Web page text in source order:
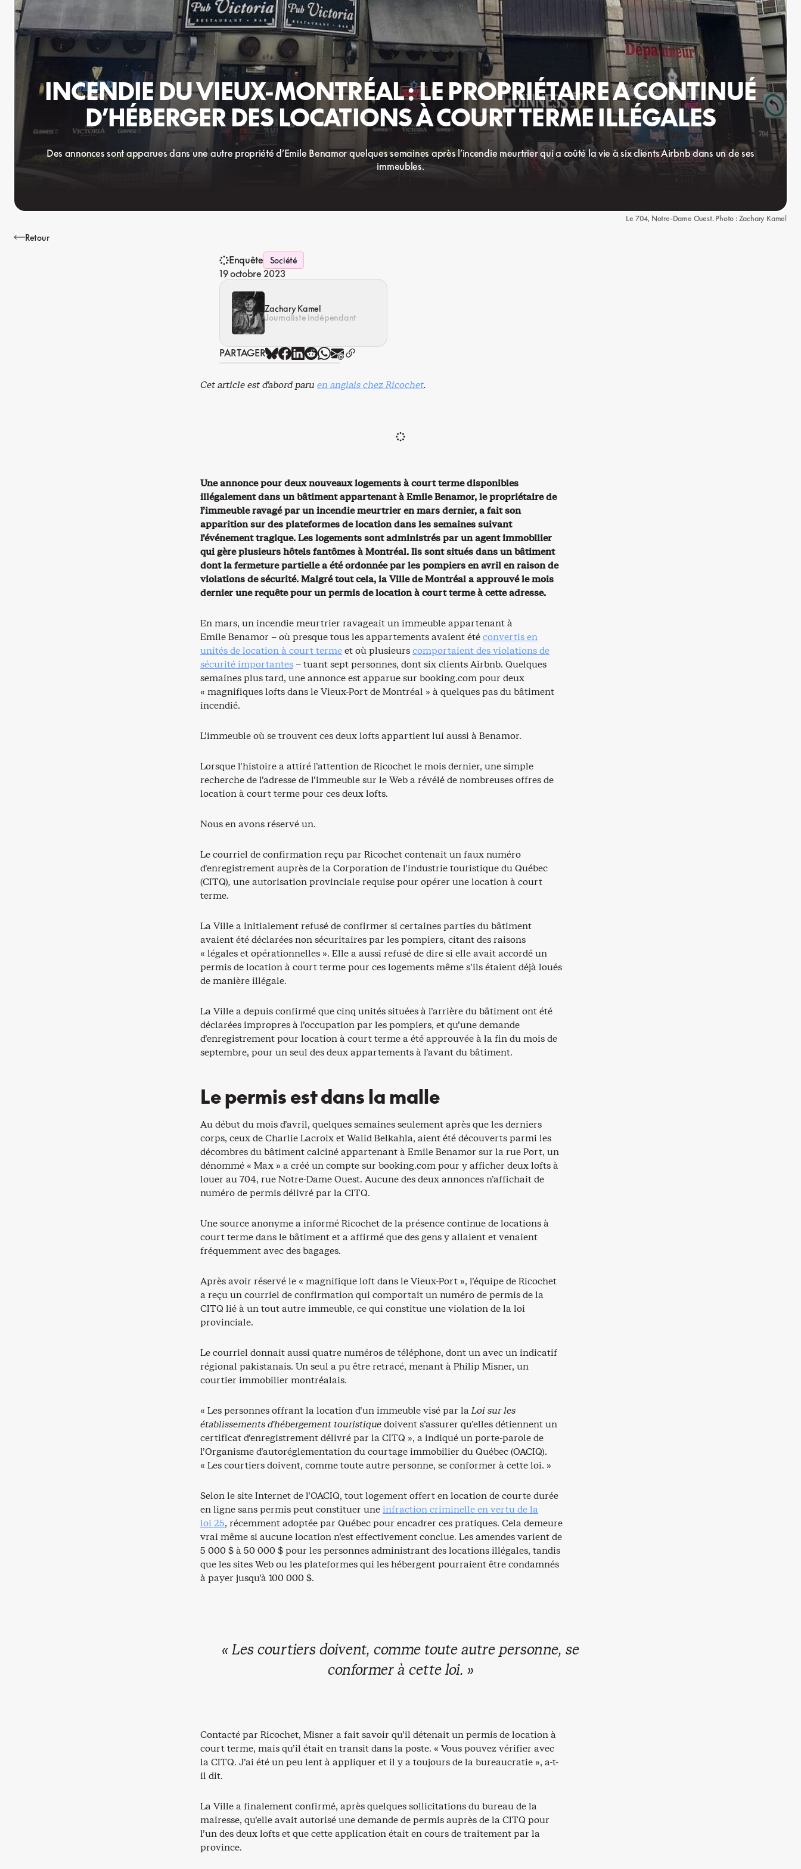
INCENDIE DU VIEUX-MONTRÉAL : LE PROPRIÉTAIRE A CONTINUÉ
D’HÉBERGER DES LOCATIONS À COURT TERME ILLÉGALES
Des annonces sont apparues dans une autre propriété d’Emile Benamor quelques semaines après l’incendie meurtrier qui a coûté la vie à six clients Airbnb dans un de ses
immeubles.
Le 704, Notre-Dame Ouest. Photo : Zachary Kamel
Retour
Enquête Société
19 octobre 2023
Zachary Kamel
Journaliste indépendant
PARTAGER
Cet article est d’abord paru en anglais chez Ricochet.
Une annonce pour deux nouveaux logements à court terme disponibles
illégalement dans un bâtiment appartenant à Emile Benamor, le propriétaire de
l’immeuble ravagé par un incendie meurtrier en mars dernier, a fait son
apparition sur des plateformes de location dans les semaines suivant
l’événement tragique. Les logements sont administrés par un agent immobilier
qui gère plusieurs hôtels fantômes à Montréal. Ils sont situés dans un bâtiment
dont la fermeture partielle a été ordonnée par les pompiers en avril en raison de
violations de sécurité. Malgré tout cela, la Ville de Montréal a approuvé le mois
dernier une requête pour un permis de location à court terme à cette adresse.
En mars, un incendie meurtrier ravageait un immeuble appartenant à
Emile Benamor – où presque tous les appartements avaient étéconvertis en
unités de location à court termeet où plusieurscomportaient des violations de
sécurité importantes – tuant sept personnes, dont six clients Airbnb. Quelques
semaines plus tard, une annonce est apparue sur booking.com pour deux
« magnifiques lofts dans le Vieux-Port de Montréal » à quelques pas du bâtiment
incendié.
L’immeuble où se trouvent ces deux lofts appartient lui aussi à Benamor.
Lorsque l’histoire a attiré l’attention de Ricochet le mois dernier, une simple
recherche de l’adresse de l’immeuble sur le Web a révélé de nombreuses offres de
location à court terme pour ces deux lofts.
Nous en avons réservé un.
Le courriel de confirmation reçu par Ricochet contenait un faux numéro
d’enregistrement auprès de la Corporation de l’industrie touristique du Québec
(CITQ), une autorisation provinciale requise pour opérer une location à court
terme.
La Ville a initialement refusé de confirmer si certaines parties du bâtiment
avaient été déclarées non sécuritaires par les pompiers, citant des raisons
« légales et opérationnelles ». Elle a aussi refusé de dire si elle avait accordé un
permis de location à court terme pour ces logements même s’ils étaient déjà loués
de manière illégale.
La Ville a depuis confirmé que cinq unités situées à l’arrière du bâtiment ont été
déclarées impropres à l’occupation par les pompiers, et qu’une demande
d’enregistrement pour location à court terme a été approuvée à la fin du mois de
septembre, pour un seul des deux appartements à l’avant du bâtiment.
Le permis est dans la malle
Au début du mois d’avril, quelques semaines seulement après que les derniers
corps, ceux de Charlie Lacroix et Walid Belkahla, aient été découverts parmi les
décombres du bâtiment calciné appartenant à Emile Benamor sur la rue Port, un
dénommé « Max » a créé un compte sur booking.com pour y afficher deux lofts à
louer au 704, rue Notre-Dame Ouest. Aucune des deux annonces n’affichait de
numéro de permis délivré par la CITQ.
Une source anonyme a informé Ricochet de la présence continue de locations à
court terme dans le bâtiment et a affirmé que des gens y allaient et venaient
fréquemment avec des bagages.
Après avoir réservé le « magnifique loft dans le Vieux-Port », l’équipe de Ricochet
a reçu un courriel de confirmation qui comportait un numéro de permis de la
CITQ lié à un tout autre immeuble, ce qui constitue une violation de la loi
provinciale.
Le courriel donnait aussi quatre numéros de téléphone, dont un avec un indicatif
régional pakistanais. Un seul a pu être retracé, menant à Philip Misner, un
courtier immobilier montréalais.
« Les personnes offrant la location d’un immeuble visé par laLoi sur les
établissements d’hébergement touristiquedoivent s’assurer qu’elles détiennent un
certificat d’enregistrement délivré par la CITQ », a indiqué un porte-parole de
l’Organisme d’autoréglementation du courtage immobilier du Québec (OACIQ).
« Les courtiers doivent, comme toute autre personne, se conformer à cette loi. »
Selon le site Internet de l’OACIQ, tout logement offert en location de courte durée
en ligne sans permis peut constituer uneinfraction criminelle en vertu de la
loi 25, récemment adoptée par Québec pour encadrer ces pratiques. Cela demeure
vrai même si aucune location n’est effectivement conclue. Les amendes varient de
5 000 $ à 50 000 $ pour les personnes administrant des locations illégales, tandis
que les sites Web ou les plateformes qui les hébergent pourraient être condamnés
à payer jusqu’à 100 000 $.
« Les courtiers doivent, comme toute autre personne, se
conformer à cette loi. »
Contacté par Ricochet, Misner a fait savoir qu’il détenait un permis de location à
court terme, mais qu’il était en transit dans la poste. « Vous pouvez vérifier avec
la CITQ. J’ai été un peu lent à appliquer et il y a toujours de la bureaucratie », a-t-
il dit.
La Ville a finalement confirmé, après quelques sollicitations du bureau de la
mairesse, qu’elle avait autorisé une demande de permis auprès de la CITQ pour
l’un des deux lofts et que cette application était en cours de traitement par la
province.